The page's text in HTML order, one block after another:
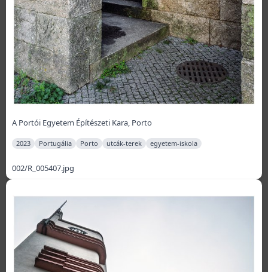
A Portói Egyetem Építészeti Kara, Porto
2023 Portugália Porto utcák-terek egyetem-iskola
002/R_005407.jpg